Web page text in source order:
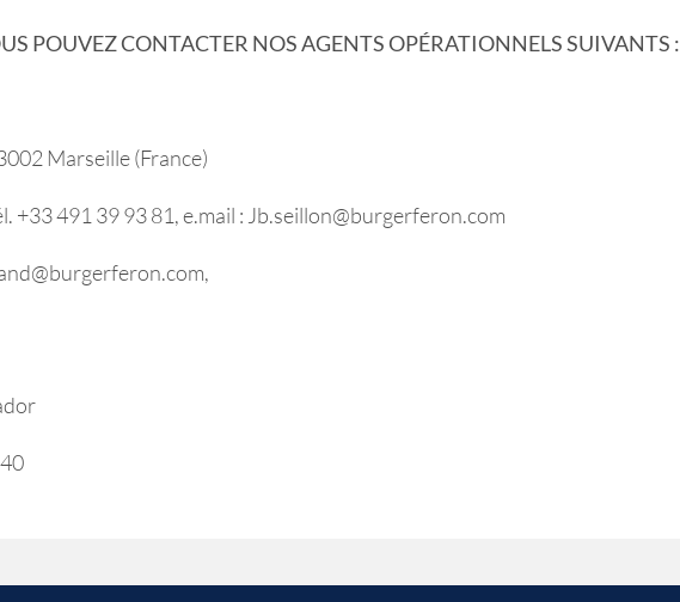
POUVEZ CONTACTER NOS AGENTS OPÉRATIONNELS SUIVANTS :
Marseille (France)
+33 491 39 93 81, e.mail : Jb.seillon@burgerferon.com